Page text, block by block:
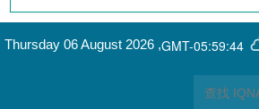
GMT-05:59:44
Thursday 06 August 2026 ,